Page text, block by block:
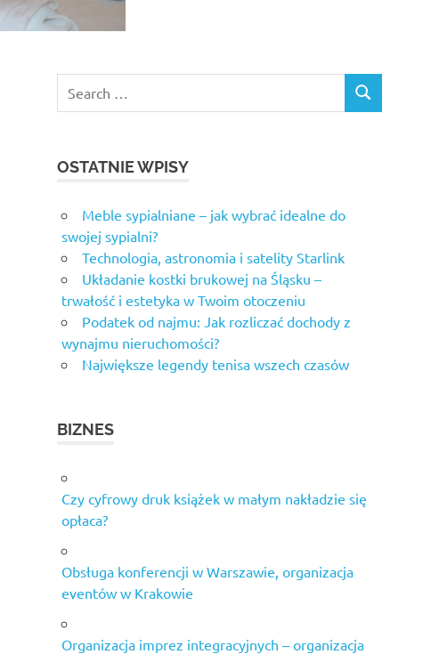
SEARCH
OSTATNIE WPISY
Meble sypialniane – jak wybrać idealne do
swojej sypialni?
Technologia, astronomia i satelity Starlink
Układanie kostki brukowej na Śląsku –
trwałość i estetyka w Twoim otoczeniu
Podatek od najmu: Jak rozliczać dochody z
wynajmu nieruchomości?
Największe legendy tenisa wszech czasów
BIZNES
Czy cyfrowy druk książek w małym nakładzie się
opłaca?
Obsługa konferencji w Warszawie, organizacja
eventów w Krakowie
Organizacja imprez integracyjnych – organizacja